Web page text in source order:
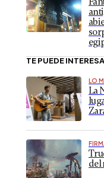
TE PUEDE
LO
La
del